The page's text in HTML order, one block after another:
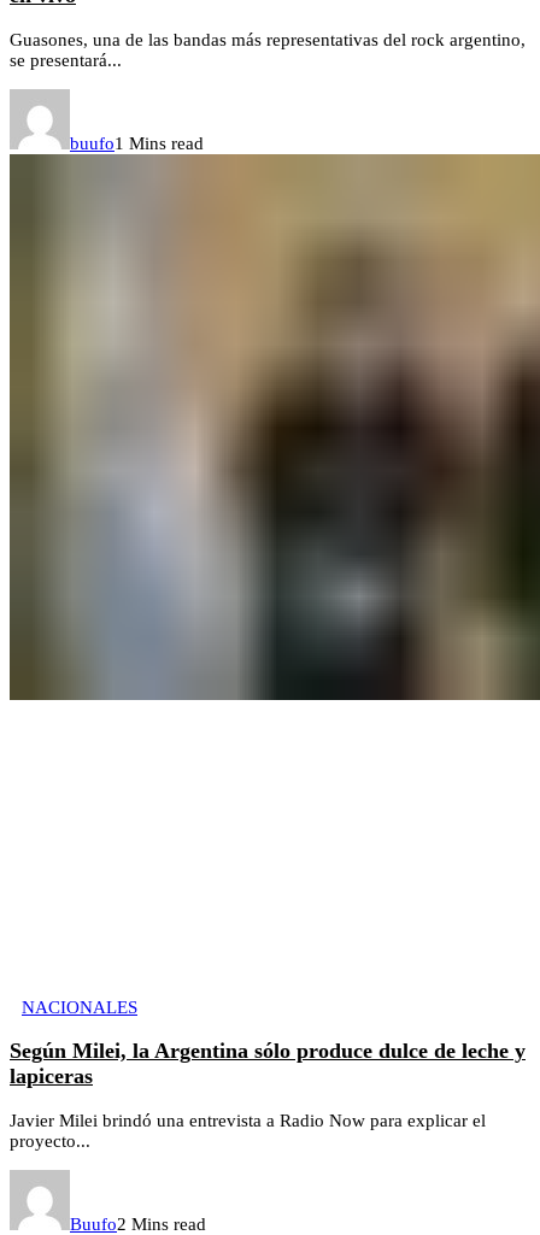
Guasones, una de las bandas más representativas del rock argentino,
se presentará...
buufo1 Mins read
NACIONALES
Según Milei, la Argentina sólo produce dulce de leche y
lapiceras
Javier Milei brindó una entrevista a Radio Now para explicar el
proyecto...
Buufo2 Mins read